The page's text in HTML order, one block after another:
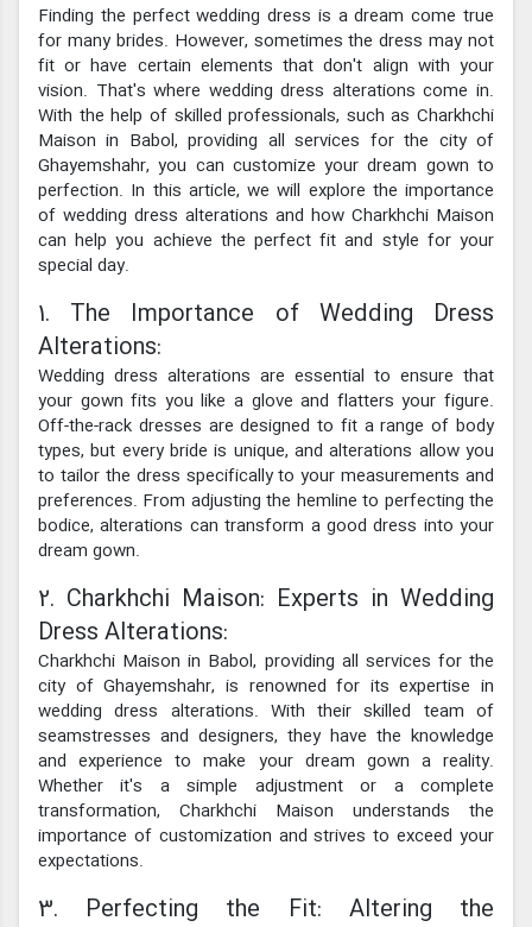
Finding the perfect wedding dress is a dream come true
for many brides. However, sometimes the dress may not
fit or have certain elements that don't align with your
vision. That's where wedding dress alterations come in.
With the help of skilled professionals, such as Charkhchi
Maison in Babol, providing all services for the city of
Ghayemshahr, you can customize your dream gown to
perfection. In this article, we will explore the importance
of wedding dress alterations and how Charkhchi Maison
can help you achieve the perfect fit and style for your
special day.
1. The Importance of Wedding Dress
Alterations:
Wedding dress alterations are essential to ensure that
your gown fits you like a glove and flatters your figure.
Off-the-rack dresses are designed to fit a range of body
types, but every bride is unique, and alterations allow you
to tailor the dress specifically to your measurements and
preferences. From adjusting the hemline to perfecting the
bodice, alterations can transform a good dress into your
dream gown.
2. Charkhchi Maison: Experts in Wedding
Dress Alterations:
Charkhchi Maison in Babol, providing all services for the
city of Ghayemshahr, is renowned for its expertise in
wedding dress alterations. With their skilled team of
seamstresses and designers, they have the knowledge
and experience to make your dream gown a reality.
Whether it's a simple adjustment or a complete
transformation, Charkhchi Maison understands the
importance of customization and strives to exceed your
expectations.
3. Perfecting the Fit: Altering the